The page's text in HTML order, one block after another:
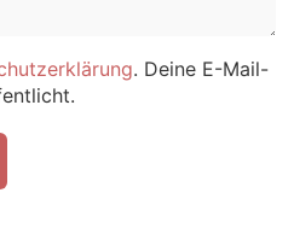
. Deine E-Mail-